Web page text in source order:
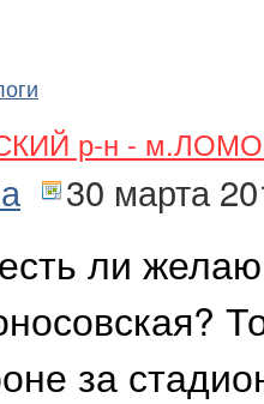
р-н -
30 марта
ли
за